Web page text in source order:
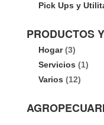
Pick Ups y
PRODUCTOS
Hogar(3)
Servicios (1)
Varios (12)